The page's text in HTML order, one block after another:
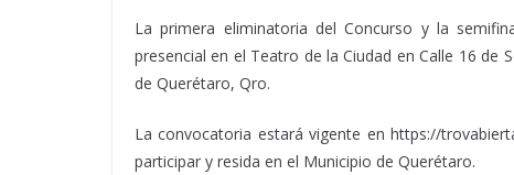
La primera eliminatoria del Concurso y la
presencial en el Teatro de la Ciudad en Calle 16 de
de Querétaro, Qro.
La convocatoria estará vigente en https://
participar y resida en el Municipio de Querétaro.